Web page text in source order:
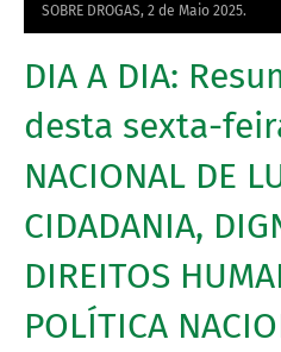
SOBRE DROGAS, 2 de Maio 2025.
DIA A DIA:
desta sexta-
NACIONAL DE
CIDADANIA,
DIREITOS
POLÍTICA